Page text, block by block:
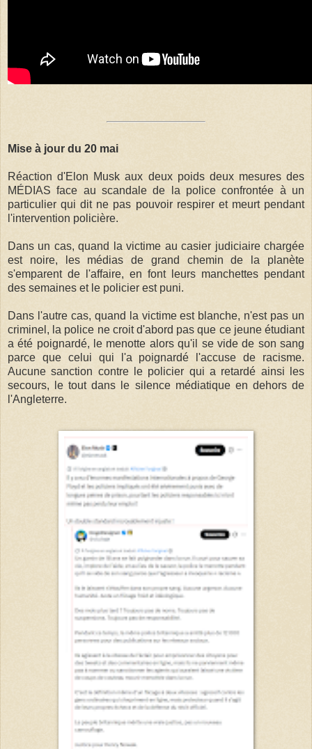
Mise à jour du 20 mai
Réaction d'Elon Musk aux deux poids deux mesures des
MÉDIAS face au scandale de la police confrontée à un
particulier qui dit ne pas pouvoir respirer et meurt pendant
l'intervention policière.
Dans un cas, quand la victime au casier judiciaire chargée
est noire, les médias de grand chemin de la planète
s'emparent de l'affaire, en font leurs manchettes pendant
des semaines et le policier est puni.
Dans l'autre cas, quand la victime est blanche, n'est pas un
criminel, la police ne croit d'abord pas que ce jeune étudiant
a été poignardé, le menotte alors qu'il se vide de son sang
parce que celui qui l'a poignardé l'accuse de racisme.
Aucune sanction contre le policier qui a retardé ainsi les
secours, le tout dans le silence médiatique en dehors de
l'Angleterre.